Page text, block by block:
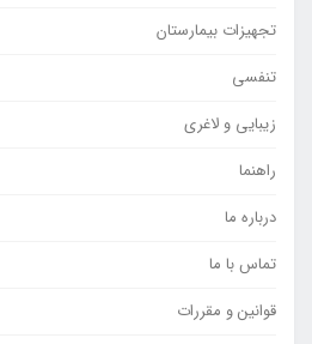
تجهیزات بیمارستان
تنفسی
زیبایی و لاغری
راهنما
درباره ما
تماس با ما
قوانین و مقررات